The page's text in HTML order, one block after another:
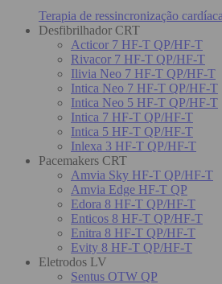
Terapia de ressincronização cardíaca
Desfibrilhador CRT
Acticor 7 HF-T QP/HF-T
Rivacor 7 HF-T QP/HF-T
Ilivia Neo 7 HF-T QP/HF-T
Intica Neo 7 HF-T QP/HF-T
Intica Neo 5 HF-T QP/HF-T
Intica 7 HF-T QP/HF-T
Intica 5 HF-T QP/HF-T
Inlexa 3 HF-T QP/HF-T
Pacemakers CRT
Amvia Sky HF-T QP/HF-T
Amvia Edge HF-T QP
Edora 8 HF-T QP/HF-T
Enticos 8 HF-T QP/HF-T
Enitra 8 HF-T QP/HF-T
Evity 8 HF-T QP/HF-T
Eletrodos LV
Sentus OTW QP